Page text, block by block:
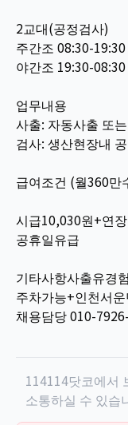
2교대(공정검사)
주간조 08:30-19:30
야간조 19:30-08:30
업무내용
사출: 자동사출 또
검사: 생산현장내
급여조건 (월360만
시급10,030원+연
공휴일유급
기타사항사출유경
주차가능+인천서
채용담당 010-
114114닷코에서
소통하실 수 있습